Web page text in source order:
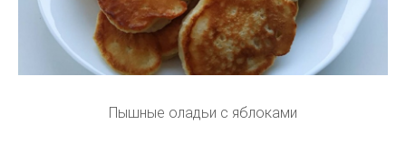
Пышные оладьи с яблоками